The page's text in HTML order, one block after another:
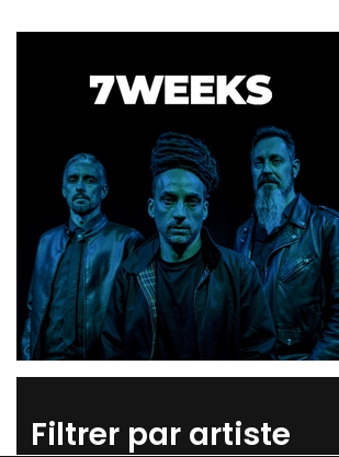
Filtrer par artiste